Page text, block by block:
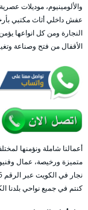
والألومينيوم، موديلات
عفش داخلي أثاث مكتبي
النجارة ومن كل انواعها
الأقفال من فتح وصناعة
أعمالنا شاملة ونؤمنها
متميزة ورخيصة، عمال
كنتم في جميع نواحي بلدنا